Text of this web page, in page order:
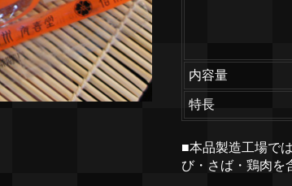
内容量
特長
■本品製造工場で
び・さば・鶏肉を